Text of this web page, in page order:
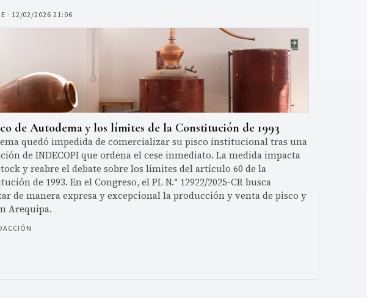
· 12/02/2026 21:06
de Autodema y los límites de la Constitución de 1993
quedó impedida de comercializar su pisco institucional tras una
de INDECOPI que ordena el cese inmediato. La medida impacta
y reabre el debate sobre los límites del artículo 60 de la
de 1993. En el Congreso, el PL N.° 12922/2025-CR busca
de manera expresa y excepcional la producción y venta de pisco y
Arequipa.